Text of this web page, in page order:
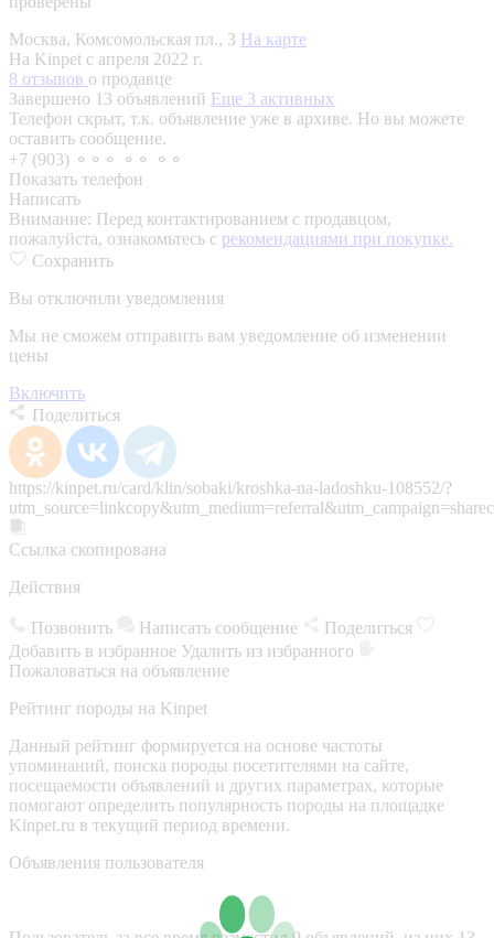
Москва, Комсомольская пл., 3 На карте
На Kinpet c апреля 2022 г.
8 отзывов о продавце
Завершено 13 объявлений Еще 3 активных
Телефон скрыт, т.к. объявление уже в архиве. Но вы можете
оставить сообщение.
+7 (903) ⚬⚬⚬ ⚬⚬ ⚬⚬
Показать телефон
Написать
Внимание: Перед контактированием с продавцом,
пожалуйста, ознакомьтесь с рекомендациями при покупке.
Сохранить
Вы отключили уведомления
Мы не сможем отправить вам уведомление об изменении
цены
Включить
Поделиться
https://kinpet.ru/card/klin/sobaki/kroshka-na-ladoshku-108552/?
Ссылка скопирована
Действия
Позвонить Написать сообщение
Поделиться
Добавить в избранное Удалить из избранного
Пожаловаться на объявление
Рейтинг породы на Kinpet
Данный рейтинг формируется на основе частоты
упоминаний, поиска породы посетителями на сайте,
посещаемости объявлений и других параметрах, которые
помогают определить популярность породы на площадке
Kinpet.ru в текущий период времени.
Объявления пользователя